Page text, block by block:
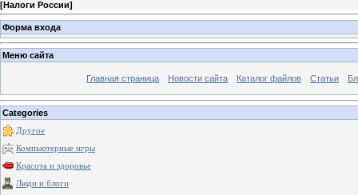
[Налоги России]
Форма входа
Меню сайта
Главная страница Новости сайта Каталог файлов Статьи
Categories
Другое
Компьютерные игры
Красота и здоровье
Люди и блоги